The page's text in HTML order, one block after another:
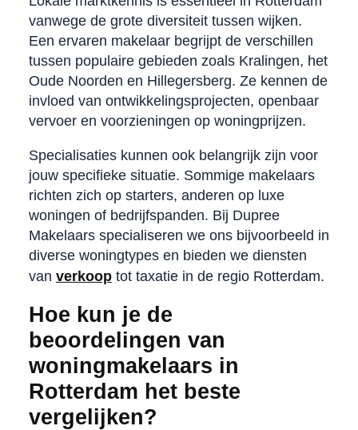
vanwege de grote diversiteit tussen wijken.
Een ervaren makelaar begrijpt de verschillen
tussen populaire gebieden zoals Kralingen, het
Oude Noorden en Hillegersberg. Ze kennen de
invloed van ontwikkelingsprojecten, openbaar
vervoer en voorzieningen op woningprijzen.
Specialisaties kunnen ook belangrijk zijn voor
jouw specifieke situatie. Sommige makelaars
richten zich op starters, anderen op luxe
woningen of bedrijfspanden. Bij Dupree
Makelaars specialiseren we ons bijvoorbeeld in
diverse woningtypes en bieden we diensten
van verkooptot taxatie in de regio Rotterdam.
Hoe kun je de
beoordelingen van
woningmakelaars in
Rotterdam het beste
vergelijken?